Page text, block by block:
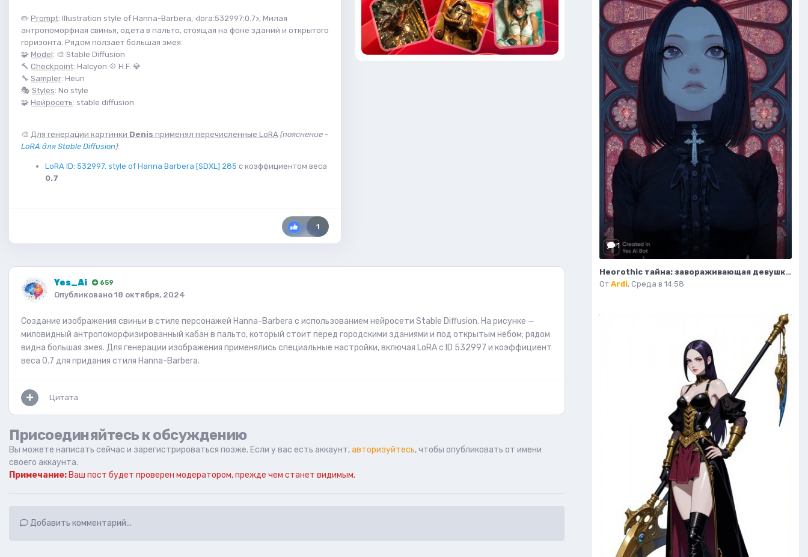
✏️ Prompt: Illustration style of Hanna-Barbera, <lora:532997:0.7>, Милая
антропоморфная свинья, одета в пальто, стоящая на фоне зданий и открытого
горизонта. Рядом ползает большая змея.
🧩 Model: 🎨 Stable Diffusion
🔨 Checkpoint: Halcyon 💠 H.F. 💎
🔧 Sampler: Heun
🎭 Styles: No style
🧩 Нейросеть: stable diffusion
🎨 Для генерации картинки Denis применял перечисленные LoRA (пояснение -
LoRA для Stable Diffusion):
LoRA ID: 532997. style of Hanna Barbera [SDXL] 285 с коэффициентом веса
0.7
1
Yes_Ai 659
Опубликовано 18 октября, 2024
Создание изображения свиньи в стиле персонажей Hanna-Barbera с использованием нейросети Stable Diffusion. На рисунке —
миловидный антропоморфизированный кабан в пальто, который стоит перед городскими зданиями и под открытым небом; рядом
видна большая змея. Для генерации изображения применялись специальные настройки, включая LoRA с ID 532997 и коэффициент
веса 0.7 для придания стиля Hanna-Barbera.
Цитата
Присоединяйтесь к обсуждению
Вы можете написать сейчас и зарегистрироваться позже. Если у вас есть аккаунт,авторизуйтесь, чтобы опубликовать от имени
своего аккаунта.
Примечание: Ваш пост будет проверен модератором, прежде чем станет видимым.
Добавить комментарий...
1
Неогothic тайна: завораживающая девушка в соборе под красным лунным светом. Генерация из нейросети Миджорни
От Ardi, Среда в 14:58